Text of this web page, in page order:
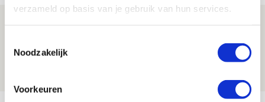
verzameld op basis van je gebruik van hun services.
Noodzakelijk
Voorkeuren
Drie dingen die je moet weten over
06 AUGUSTUS 2026 - 09:33